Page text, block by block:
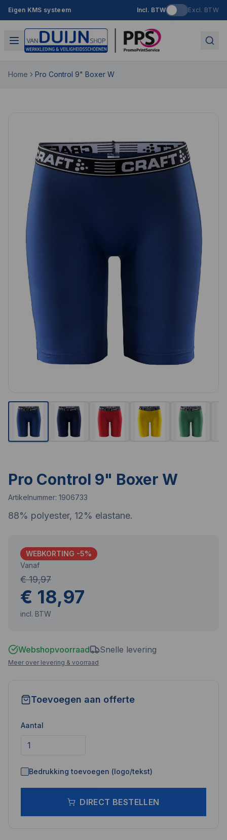
Eigen KMS systeem Incl. BTW Excl. BTW
Home Pro Control 9" Boxer W
Pro Control 9" Boxer W
Artikelnummer: 1906733
88% polyester, 12% elastane.
WEBKORTING -5%
Vanaf
€ 19,97
€ 18,97
incl. BTW
Webshopvoorraad Snelle levering
Meer over levering & voorraad
Toevoegen aan offerte
Aantal
Bedrukking toevoegen (logo/tekst)
DIRECT BESTELLEN